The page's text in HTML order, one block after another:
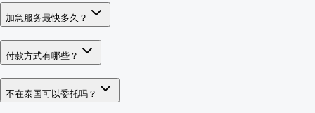
加急服务最快多久？
付款方式有哪些？
不在泰国可以委托吗？